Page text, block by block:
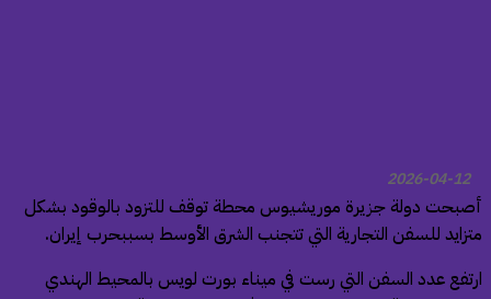
2026-04-12
دولة جزيرة موريشيوس محطة توقف للتزود بالوقود بشكل
للسفن التجارية التي تتجنب الشرق الأوسط بسببحرب إيران.
عدد السفن التي رست في ميناء بورت لويس بالمحيط الهندي